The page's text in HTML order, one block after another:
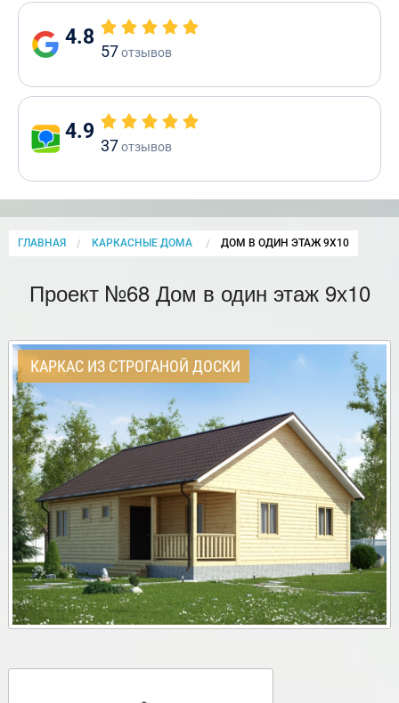
4.8
57отзывов
4.9
37отзывов
ГЛАВНАЯ КАРКАСНЫЕ ДОМА CURRENT:
ДОМ В ОДИН ЭТАЖ 9Х10
Проект №68 Дом в один этаж 9х10
КАРКАС ИЗ СТРОГАНОЙ ДОСКИ